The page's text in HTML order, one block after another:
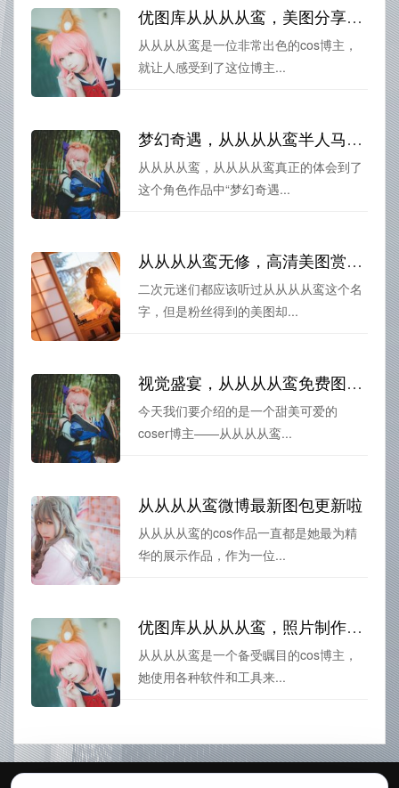
优图库从从从从鸾，美图分享欣赏。
从从从从鸾是一位非常出色的cos博主，
就让人感受到了这位博主...
梦幻奇遇，从从从从鸾半人马图包震撼来袭
从从从从鸾，从从从从鸾真正的体会到了
这个角色作品中“梦幻奇遇...
从从从从鸾无修，高清美图赏心悦目
二次元迷们都应该听过从从从从鸾这个名
字，但是粉丝得到的美图却...
视觉盛宴，从从从从鸾免费图集下载摄影之美。
今天我们要介绍的是一个甜美可爱的
coser博主——从从从从鸾...
从从从从鸾微博最新图包更新啦
从从从从鸾的cos作品一直都是她最为精
华的展示作品，作为一位...
优图库从从从从鸾，照片制作优质保障。
从从从从鸾是一个备受瞩目的cos博主，
她使用各种软件和工具来...